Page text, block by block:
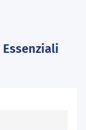
Essenziali